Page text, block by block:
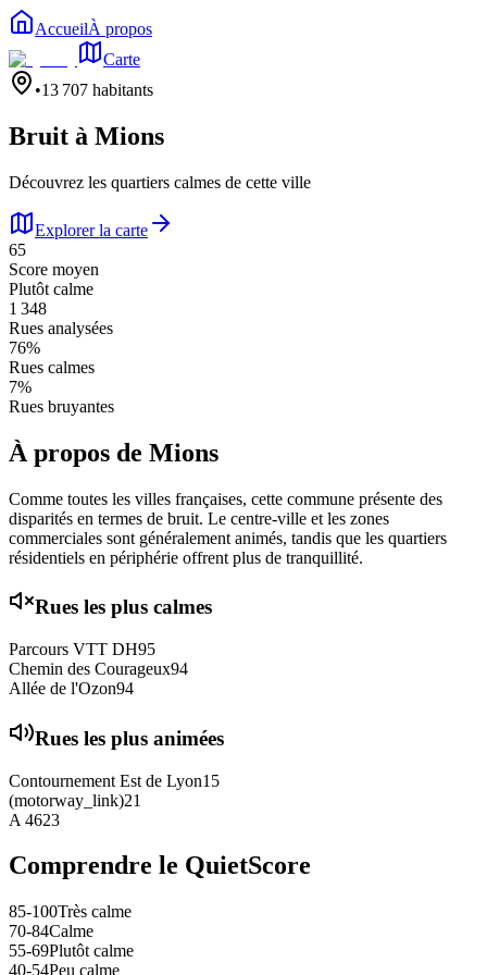
AccueilÀ propos
Carte
•13 707 habitants
Bruit à Mions
Découvrez les quartiers calmes de cette ville
Explorer la carte
65
Score moyen
Plutôt calme
1 348
Rues analysées
76%
Rues calmes
7%
Rues bruyantes
À propos de Mions
Comme toutes les villes françaises, cette commune présente des
disparités en termes de bruit. Le centre-ville et les zones
commerciales sont généralement animés, tandis que les quartiers
résidentiels en périphérie offrent plus de tranquillité.
Rues les plus calmes
Parcours VTT DH95
Chemin des Courageux94
Allée de l'Ozon94
Rues les plus animées
Contournement Est de Lyon15
(motorway_link)21
A 4623
Comprendre le QuietScore
85-100Très calme
70-84Calme
55-69Plutôt calme
40-54Peu calme